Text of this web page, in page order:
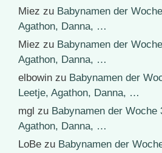
Miez zu Babynamen der
Agathon, Danna, …
Miez zu Babynamen der
Agathon, Danna, …
elbowin zu Babynamen der
Leetje, Agathon, Danna, …
mgl zu Babynamen der Woche
Agathon, Danna, …
LoBe zu Babynamen der